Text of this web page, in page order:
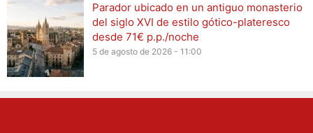
Parador ubicado en un antiguo monasterio
del siglo XVI de estilo gótico-plateresco
desde 71€ p.p./noche
5 de agosto de 2026 - 11:00